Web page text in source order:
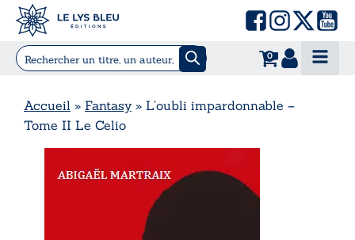
0
Accueil » Fantasy» L’oubli impardonnable –
Tome II Le Celio